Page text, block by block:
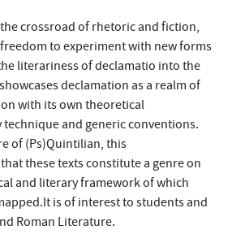
crossroad of rhetoric and fiction,
to experiment with new forms
literariness of declamatio into the
declamation as a realm of
with its own theoretical
and generic conventions.
of (Ps)Quintilian, this
these texts constitute a genre on
and literary framework of which
is of interest to students and
Roman Literature.